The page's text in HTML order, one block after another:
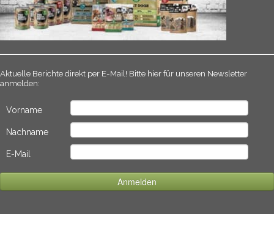
Aktuelle Berichte direkt per E-Mail! Bitte hier für unseren Newsletter
anmelden:
Vorname
Nachname
E-Mail